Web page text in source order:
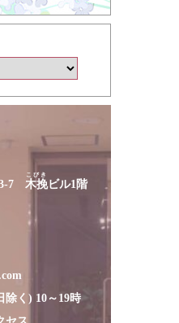
7 木挽
こびき
ビル1階
除く) 10～19時